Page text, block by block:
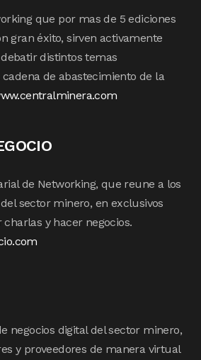
que por mas de 5 ediciones
gran éxito, sirven activamente
distintos temas
de abastecimiento de la
de Networking, que reune a los
sector minero, en exclusivos
y hacer negocios.
negocios digital del sector minero,
y proveedores de manera virtual